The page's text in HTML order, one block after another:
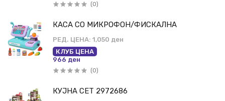
(0)
КАСА СО МИКРОФОН/ФИСКАЛНА
РЕД. ЦЕНА: 1,050 ден
КЛУБ ЦЕНА
966 ден
(0)
КУЈНА СЕТ 2972686